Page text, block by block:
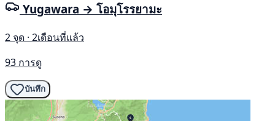
Yugawara → โอมุโรรยามะ
2 จุด · 2เดือนที่แล้ว
93 การดู
บันทึก